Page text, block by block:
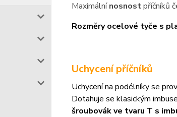
Maximálnínosnostpříčníků
Rozměry ocelové tyče s
Uchycení příčníků
Uchycení na podélníky se
Dotahuje se klasickým
šroubovák ve tvaru T s